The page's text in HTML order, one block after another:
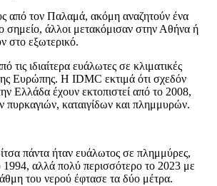
από τον Παλαμά, ακόμη αναζητούν ένα
σημείο, άλλοι μετακόμισαν στην Αθήνα ή
στο εξωτερικό.
τις ιδιαίτερα ευάλωτες σε κλιματικές
Ευρώπης. Η IDMC εκτιμά ότι σχεδόν
Ελλάδα έχουν εκτοπιστεί από το 2008,
πυρκαγιών, καταιγίδων και πλημμυρών.
πάντα ήταν ευάλωτος σε πλημμύρες,
1994, αλλά πολύ περισσότερο το 2023 με
του νερού έφτασε τα δύο μέτρα.